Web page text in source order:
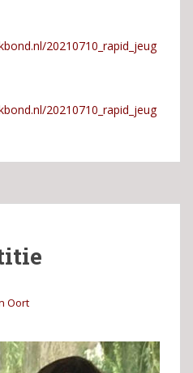
20210710_rapid_jeug
20210710_rapid_jeug
Oort